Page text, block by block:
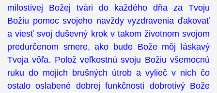
milostivej Božej tvári do každého dňa za Tvoju
Božiu pomoc svojeho navždy vyzdravenia ďakovať
a viesť svoj duševný krok v takom životnom svojom
predurčenom smere, ako bude Bože môj láskavý
Tvoja vôľa. Polož veľkostnú svoju Božiu všemocnú
ruku do mojich brušných útrob a vylieč v nich čo
ostalo oslabené dobrej funkčnosti dobrotivý Bože